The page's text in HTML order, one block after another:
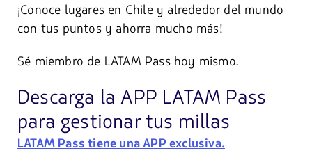
¡Conoce lugares en Chile y alrededor del mundo
con tus puntos y ahorra mucho más!
Sé miembro de LATAM Pass hoy mismo.
Descarga la APP LATAM Pass
para gestionar tus millas
LATAM Pass tiene una APP exclusiva.